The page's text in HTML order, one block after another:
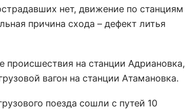
нет, движение по станциям
причина схода – дефект литья
происшествия на станции Адриановка,
вагон на станции Атамановка.
поезда сошли с путей 10